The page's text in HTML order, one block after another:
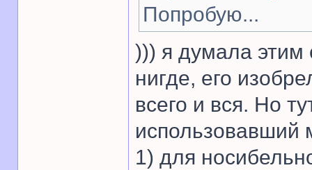
Попробую...
))) я думала этим
нигде, его
всего и вся. Но
использовавший
1) для